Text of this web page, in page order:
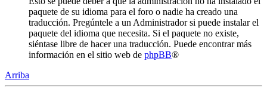
paquete de su idioma para el foro o nadie ha creado una
traducción. Pregúntele a un Administrador si puede instalar el
paquete del idioma que necesita. Si el paquete no existe,
siéntase libre de hacer una traducción. Puede encontrar más
información en el sitio web de phpBB®
Arriba